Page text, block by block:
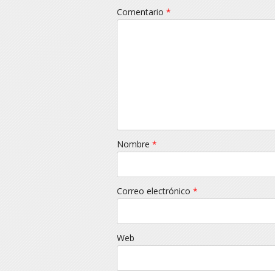
Comentario *
Nombre *
Correo electrónico *
Web